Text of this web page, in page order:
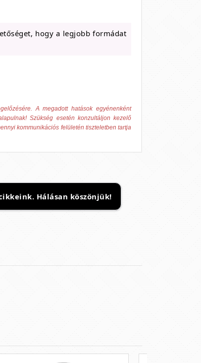
hogy a legjobb formádat
A megadott hatások egyénenként
Szükség esetén konzultáljon kezelő
kommunikációs felületén tiszteletben tartja
Hálásan köszönjük!